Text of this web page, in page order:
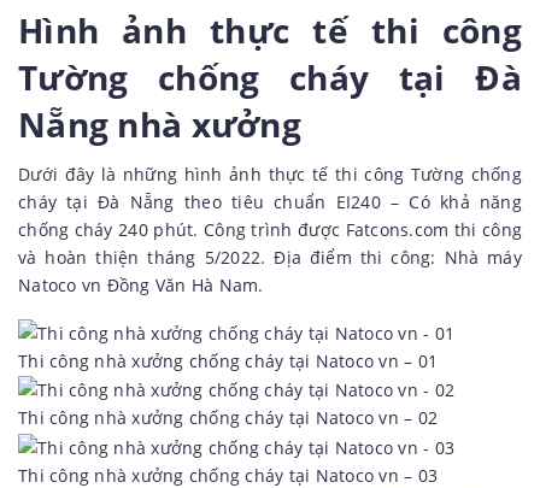
Hình ảnh thực tế thi công
Tường chống cháy tại Đà
Nẵng nhà xưởng
Dưới đây là những hình ảnh thực tế thi công Tường chống
cháy tại Đà Nẵng theo tiêu chuẩn EI240 – Có khả năng
chống cháy 240 phút. Công trình được Fatcons.com thi công
và hoàn thiện tháng 5/2022. Địa điểm thi công: Nhà máy
Natoco vn Đồng Văn Hà Nam.
Thi công nhà xưởng chống cháy tại Natoco vn – 01
Thi công nhà xưởng chống cháy tại Natoco vn – 02
Thi công nhà xưởng chống cháy tại Natoco vn – 03